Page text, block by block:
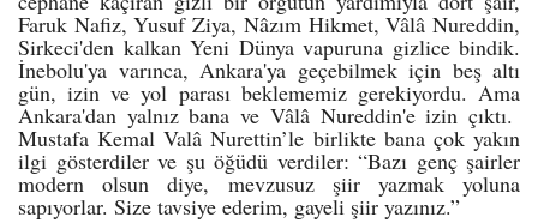
Faruk Nafiz, Yusuf Ziya, Nâzım Hikmet, Vâlâ Nureddin,
Sirkeci'den kalkan Yeni Dünya vapuruna gizlice bindik.
İnebolu'ya varınca, Ankara'ya geçebilmek için beş altı
gün, izin ve yol parası beklememiz gerekiyordu. Ama
Ankara'dan yalnız bana ve Vâlâ Nureddin'e izin çıktı.
Mustafa Kemal Valâ Nurettin’le birlikte bana çok yakın
ilgi gösterdiler ve şu öğüdü verdiler: “Bazı genç şairler
modern olsun diye, mevzusuz şiir yazmak yoluna
sapıyorlar. Size tavsiye ederim, gayeli şiir yazınız.”